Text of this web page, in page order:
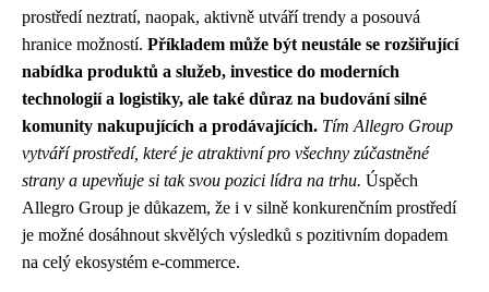
prostředí neztratí, naopak, aktivně utváří trendy a posouvá
hranice možností. Příkladem může být neustále se rozšiřující
nabídka produktů a služeb, investice do moderních
technologií a logistiky, ale také důraz na budování silné
komunity nakupujících a prodávajících. Tím Allegro Group
vytváří prostředí, které je atraktivní pro všechny zúčastněné
strany a upevňuje si tak svou pozici lídra na trhu. Úspěch
Allegro Group je důkazem, že i v silně konkurenčním prostředí
je možné dosáhnout skvělých výsledků s pozitivním dopadem
na celý ekosystém e-commerce.